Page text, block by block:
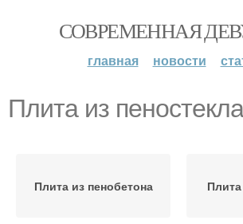
СОВРЕМЕННАЯ
главная новости
Плита из пеностекла
Плита из пенобетона